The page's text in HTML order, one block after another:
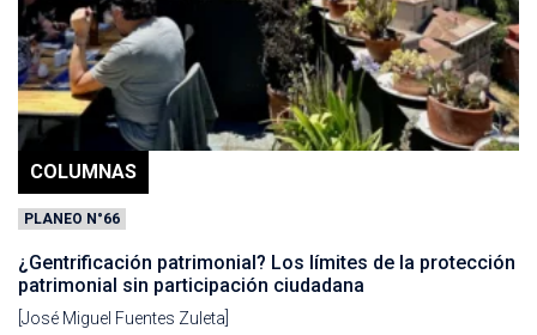
COLUMNAS
PLANEO N°66
¿Gentrificación patrimonial? Los límites de la protección
patrimonial sin participación ciudadana
[José Miguel Fuentes Zuleta]